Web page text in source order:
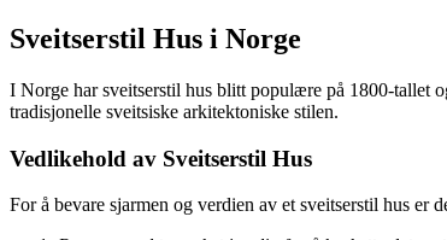
Sveitserstil Hus i Norge
I Norge har sveitserstil hus blitt populære på 1800-tallet
tradisjonelle sveitsiske arkitektoniske stilen.
Vedlikehold av Sveitserstil Hus
For å bevare sjarmen og verdien av et sveitserstil hus